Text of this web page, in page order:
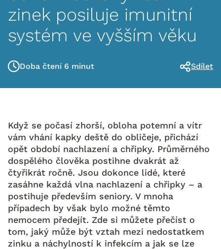
zinek posiluje imunitní
systém ve vyšším věku
Doba čtení 6 minut Sdílet
Když se počasí zhorší, obloha potemní a vítr
vám vhání kapky deště do obličeje, přichází
opět období nachlazení a chřipky. Průměrného
dospělého člověka postihne dvakrát až
čtyřikrát ročně. Jsou dokonce lidé, které
zasáhne každá vlna nachlazení a chřipky – a
postihuje především seniory. V mnoha
případech by však bylo možné těmto
nemocem předejít. Zde si můžete přečíst o
tom, jaký může být vztah mezi nedostatkem
zinku a náchylností k infekcím a jak se lze